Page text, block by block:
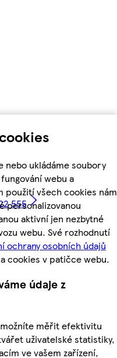
nebo ukládáme soubory
webu a
použití všech cookies nám
personalizovanou
aktivní jen nezbytné
webu. Své rozhodnutí
ochrany osobních údajů
cookies v patičce webu.
údaje z
měřit efektivitu
uživatelské statistiky,
ve vašem zařízení,
555